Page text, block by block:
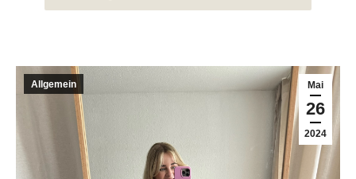
Mai
26
2024
Allgemein